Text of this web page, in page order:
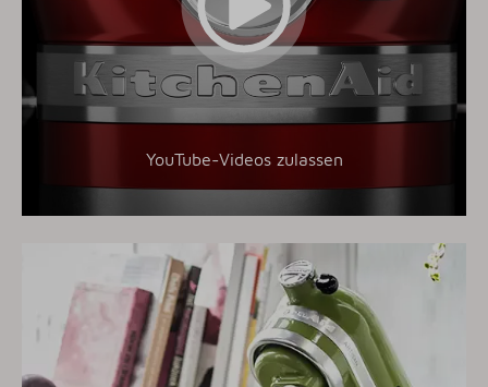
YouTube-Videos zulassen